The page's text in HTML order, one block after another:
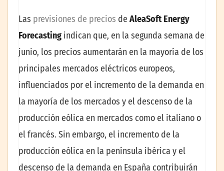
Las previsiones de precios de AleaSoft Energy
Forecasting indican que, en la segunda semana de
junio, los precios aumentarán en la mayoría de los
principales mercados eléctricos europeos,
influenciados por el incremento de la demanda en
la mayoría de los mercados y el descenso de la
producción eólica en mercados como el italiano o
el francés. Sin embargo, el incremento de la
producción eólica en la península ibérica y el
descenso de la demanda en España contribuirán